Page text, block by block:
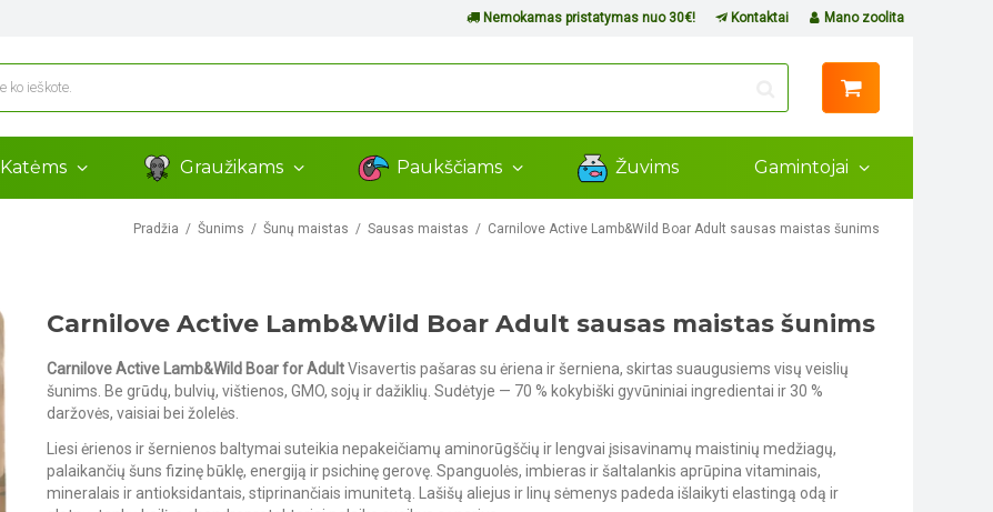
Nemokamas pristatymas nuo 30€! Kontaktai Mano zoolita
Katėms Graužikams Paukščiams Žuvims Gamintojai
Pradžia Šunims Šunų maistas Sausas maistas Carnilove Active Lamb&Wild Boar Adult sausas maistas šunims
Carnilove Active Lamb&Wild Boar Adult sausas maistas šunims
Carnilove Active Lamb&Wild Boar for AdultVisavertis pašaras su ėriena ir šerniena, skirtas suaugusiems visų veislių
šunims. Be grūdų, bulvių, vištienos, GMO, sojų ir dažiklių. Sudėtyje — 70 % kokybiški gyvūniniai ingredientai ir 30 %
daržovės, vaisiai bei žolelės.
Liesi ėrienos ir šernienos baltymai suteikia nepakeičiamų aminorūgščių ir lengvai įsisavinamų maistinių medžiagų,
palaikančių šuns fizinę būklę, energiją ir psichinę gerovę. Spanguolės, imbieras ir šaltalankis aprūpina vitaminais,
mineralais ir antioksidantais, stiprinančiais imunitetą. Lašišų aliejus ir linų sėmenys padeda išlaikyti elastingą odą ir